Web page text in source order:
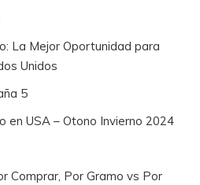
La Mejor Oportunidad para
Unidos
5
en USA – Otono Invierno 2024
Comprar, Por Gramo vs Por